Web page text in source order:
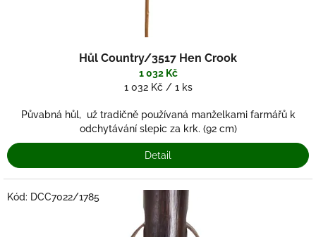
Hůl Country/3517 Hen Crook
1 032 Kč
Měrná
1 032 Kč / 1 ks
Půvabná hůl, už tradičně používaná manželkami farmářů k
odchytávání slepic za krk. (92 cm)
Detail
Kód: DCC7022/1785